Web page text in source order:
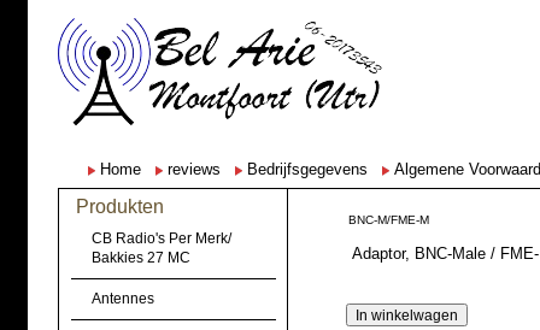
Home reviews Bedrijfsgegevens Algemene
Produkten
CB Radio's Per Merk/
Bakkies 27 MC
Antennes
BNC-M/FME-M
Adaptor, BNC-Male /